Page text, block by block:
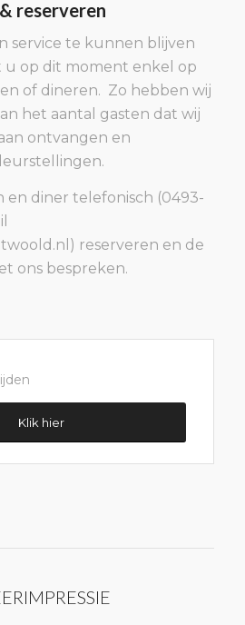
reserveren
service te kunnen blijven
op dit moment enkel op
of dineren. Zo hebben wij
het aantal gasten dat wij
ontvangen en
diner telefonisch (0493-
reserveren en de
ons bespreken.
Klik hier